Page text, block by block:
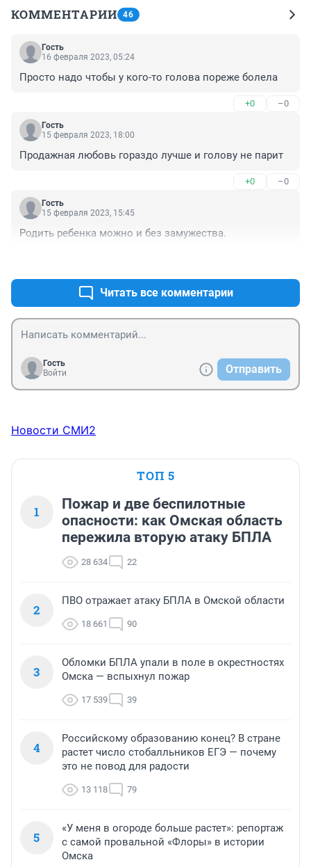
КОММЕНТАРИИ 46
Гость
16 февраля 2023, 05:24
Просто надо чтобы у кого-то голова пореже болела
+0 –0
Гость
15 февраля 2023, 18:00
Продажная любовь гораздо лучше и голову не парит
+0 –0
Гость
15 февраля 2023, 15:45
Родить ребенка можно и без замужества.
Читать все комментарии
Гость
Войти
Отправить
Новости СМИ2
ТОП 5
1
Пожар и две беспилотные
опасности: как Омская область
пережила вторую атаку БПЛА
28 634 22
2
ПВО отражает атаку БПЛА в Омской области
18 661 90
3
Обломки БПЛА упали в поле в окрестностях
Омска — вспыхнул пожар
17 539 39
4
Российскому образованию конец? В стране
растет число стобалльников ЕГЭ — почему
это не повод для радости
13 118 79
5
«У меня в огороде больше растет»: репортаж
с самой провальной «Флоры» в истории
Омска